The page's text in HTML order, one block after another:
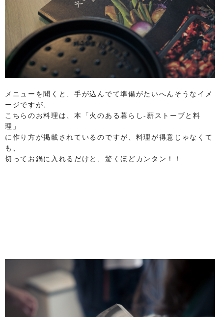
メニューを聞くと、手が込んでて準備がたいへんそうなイメ
ージですが、
こちらのお料理は、本「火のある暮らし-薪ストーブと料
理」
に作り方が掲載されているのですが、料理が得意じゃなくて
も、
切ってお鍋に入れるだけと、驚くほどカンタン！！